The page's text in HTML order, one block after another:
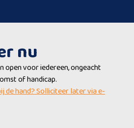
nu
open voor iedereen, ongeacht
of handicap.
de hand? Solliciteer later via e-